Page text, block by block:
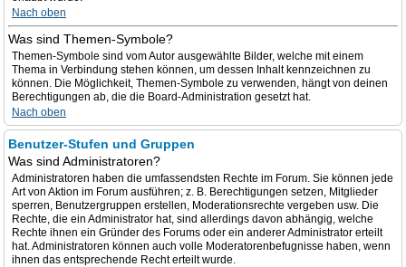
Nach oben
Was sind Themen-Symbole?
Themen-Symbole sind vom Autor ausgewählte Bilder, welche mit einem
Thema in Verbindung stehen können, um dessen Inhalt kennzeichnen zu
können. Die Möglichkeit, Themen-Symbole zu verwenden, hängt von deinen
Berechtigungen ab, die die Board-Administration gesetzt hat.
Nach oben
Benutzer-Stufen und Gruppen
Was sind Administratoren?
Administratoren haben die umfassendsten Rechte im Forum. Sie können jede
Art von Aktion im Forum ausführen; z. B. Berechtigungen setzen, Mitglieder
sperren, Benutzergruppen erstellen, Moderationsrechte vergeben usw. Die
Rechte, die ein Administrator hat, sind allerdings davon abhängig, welche
Rechte ihnen ein Gründer des Forums oder ein anderer Administrator erteilt
hat. Administratoren können auch volle Moderatorenbefugnisse haben, wenn
ihnen das entsprechende Recht erteilt wurde.